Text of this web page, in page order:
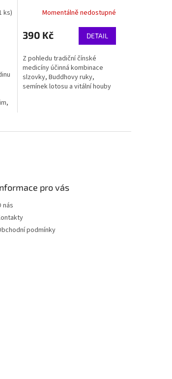
ks) Momentálně nedostupné
390 Kč DETAIL
Z pohledu tradiční čínské
medicíny účinná kombinace
slzovky, Buddhovy ruky,
semínek lotosu a vitální houby
pro vás
nás
podmínky